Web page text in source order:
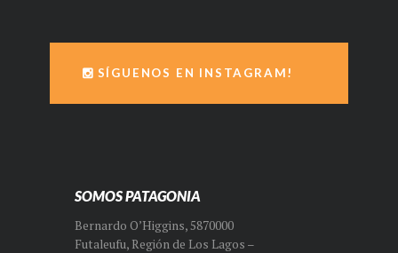
SÍGUENOS EN INSTAGRAM!
SOMOS PATAGONIA
Bernardo O’Higgins, 5870000
Futaleufu, Región de Los Lagos –